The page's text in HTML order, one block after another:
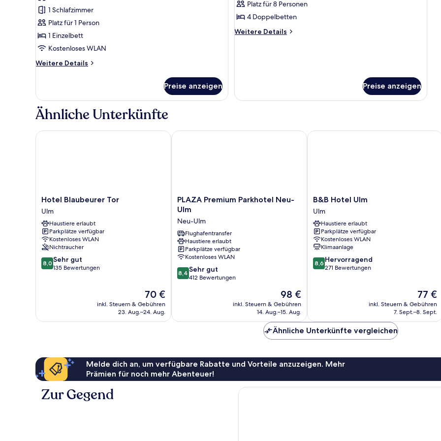
Einzelzimmer,
Gemeinschaftsbad
anzeigen
1 Schlafzimmer
Platz für 1 Person
1 Einzelbett
Kostenloses WLAN
Weitere Details
Weitere
Einzelzimmer,
Gemeinschaftsbad
Preise anzeigen
eigenes
Bad,
Stadtblick
anzeigen
Platz für 8 Personen
4 Doppelbetten
Weitere Details
Weitere
Preise anzeigen
Ähnliche Unterkünfte
Hotel
Blaubeurer
Tor
Ulm
Hotel Blaubeurer Tor
Ulm
Haustiere erlaubt
Parkplätze verfügbar
Kostenloses WLAN
Nichtraucher
8.0
von
8,0 Sehr gut
135 Bewertungen
Der
Preis
beträgt
70 €
inkl. Steuern & Gebühren
23. Aug.–24. Aug.
Hotel Blaubeurer Tor
PLAZA
Premium
Neu-
Ulm
Neu-
Ulm
PLAZA Premium Parkhotel Neu-
Ulm
Neu-Ulm
Flughafentransfer
Haustiere erlaubt
Parkplätze verfügbar
Kostenloses WLAN
8.4
von
Bewertungen
8,4 Sehr gut
412 Bewertungen
Der
Preis
beträgt
98 €
inkl. Steuern & Gebühren
14. Aug.–15. Aug.
PLAZA Premium Parkhotel Neu-Ulm
B&B
Hotel
Ulm
Ulm
B&B Hotel Ulm
Ulm
Haustiere erlaubt
Parkplätze verfügbar
Kostenloses WLAN
Klimaanlage
8.6
von
8,6 Hervorragend
271 Bewertungen
Der
Preis
beträgt
77 €
inkl. Steuern & Gebühren
7. Sept.–8. Sept.
B&B Hotel Ulm
Ähnliche Unterkünfte vergleichen
Melde dich an, um verfügbare Rabatte und Vorteile anzuzeigen. Mehr
Prämien für noch mehr Abenteuer!
Zur Gegend